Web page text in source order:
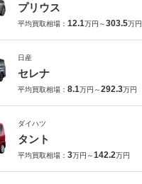
プリウス
平均買取相場： 12.1万円～303.5万円
日産
セレナ
平均買取相場： 8.1万円～292.3万円
ダイハツ
タント
平均買取相場： 3万円～142.2万円